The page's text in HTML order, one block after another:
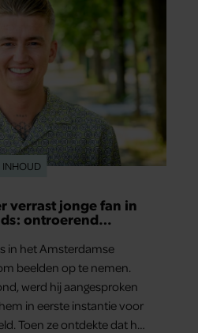
INHOUD
verrast jonge fan in
ontroerend
in het Amsterdamse
beelden op te nemen.
werd hij aangesproken
in eerste instantie voor
Toen ze ontdekte dat het